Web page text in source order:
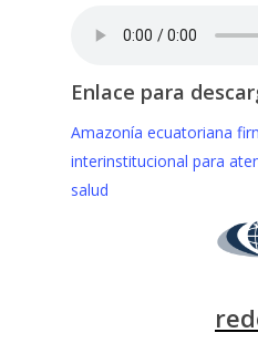
Enlace para
Amazonía ecuatoriana
interinstitucional para
salud